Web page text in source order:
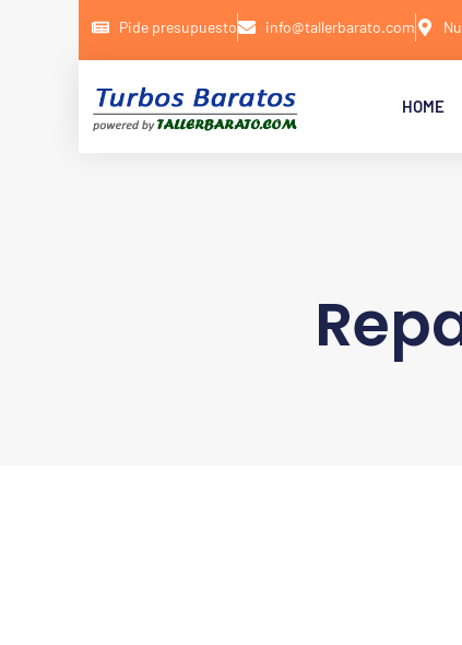
Pide presupuesto info@tallerbarato.com
HOME